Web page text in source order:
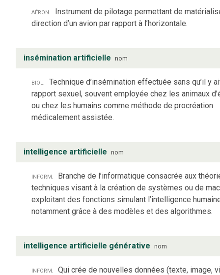
aéron. Instrument de pilotage permettant de
direction d’un avion par rapport à l’horizontale.
insémination artificielle nom
biol. Technique d’insémination effectuée sans qu’il y
rapport sexuel, souvent employée chez les animaux
ou chez les humains comme méthode de procréation
médicalement assistée.
intelligence artificielle nom
inform. Branche de l’informatique consacrée aux
techniques visant à la création de systèmes ou de
exploitant des fonctions simulant l’intelligence
notamment grâce à des modèles et des algorithmes.
intelligence artificielle générative nom
inform. Qui crée de nouvelles données (texte, image,